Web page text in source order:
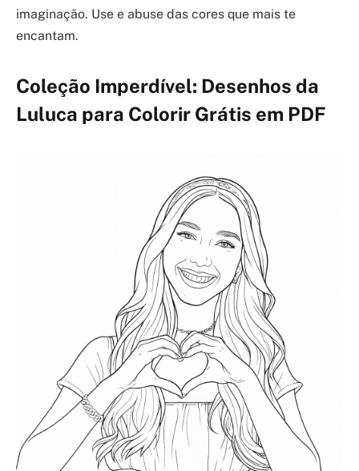
imaginação. Use e abuse das cores que mais te
encantam.
Coleção Imperdível: Desenhos da
Luluca para Colorir Grátis em PDF